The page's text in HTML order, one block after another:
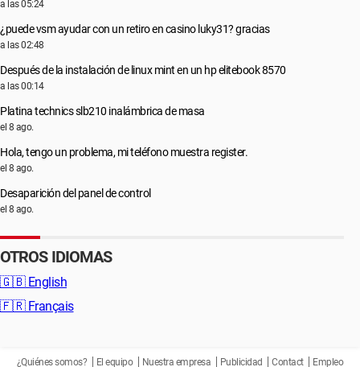
a las 05:24
¿puede vsm ayudar con un retiro en casino luky31? gracias
a las 02:48
Después de la instalación de linux mint en un hp elitebook 8570
a las 00:14
Platina technics slb210 inalámbrica de masa
el 8 ago.
Hola, tengo un problema, mi teléfono muestra register.
el 8 ago.
Desaparición del panel de control
el 8 ago.
OTROS IDIOMAS
🇬🇧 English
🇫🇷 Français
¿Quiénes somos? El equipo Nuestra empresa Publicidad Contact Empleo